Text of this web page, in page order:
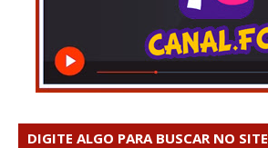
DIGITE ALGO PARA BUSCAR NO SITE